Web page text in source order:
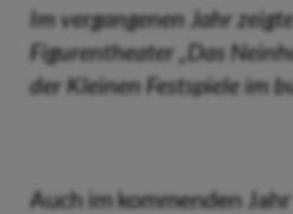
Im vergangenen Jahr
Figurentheater „Das
der Kleinen Festspiele im
Auch im kommenden